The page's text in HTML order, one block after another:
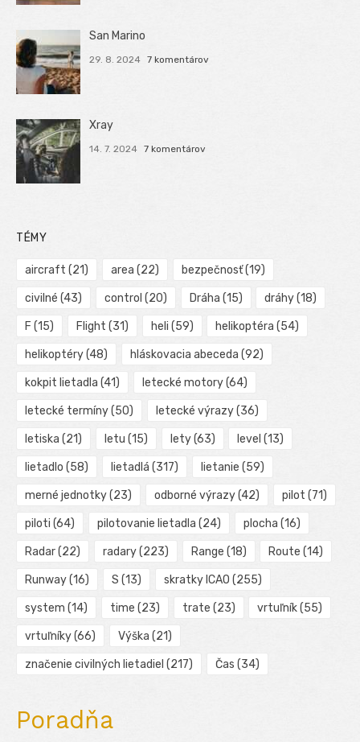
San Marino
29. 8. 2024 7 komentárov
Xray
14. 7. 2024 7 komentárov
TÉMY
aircraft (21) area (22) bezpečnosť(19)
civilné (43) control (20) Dráha (15) dráhy(18)
F (15) Flight (31) heli (59) helikoptéra (54)
helikoptéry(48) hláskovacia abeceda (92)
kokpit lietadla (41) letecké motory(64)
letecké termíny(50) letecké výrazy(36)
letiska (21) letu (15) lety(63) level (13)
lietadlo (58) lietadlá (317) lietanie (59)
merné jednotky(23) odborné výrazy(42) pilot (71)
piloti (64) pilotovanie lietadla (24) plocha (16)
Radar(22) radary(223) Range (18) Route (14)
Runway(16) S (13) skratky ICAO (255)
system (14) time (23) trate (23) vrtuľník(55)
vrtuľníky(66) Výška (21)
značenie civilných lietadiel (217) Čas (34)
Poradňa